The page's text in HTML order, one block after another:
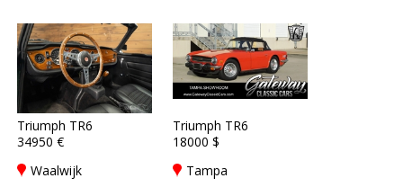
Triumph TR6
34950 €
Waalwijk
Triumph TR6
18000 $
Tampa